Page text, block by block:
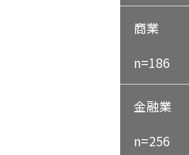
商業
n=186
金融業
n=256